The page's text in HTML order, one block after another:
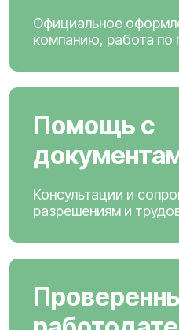
Официальное
компанию, работа по
Помощь с
Консультации и
разрешениям и